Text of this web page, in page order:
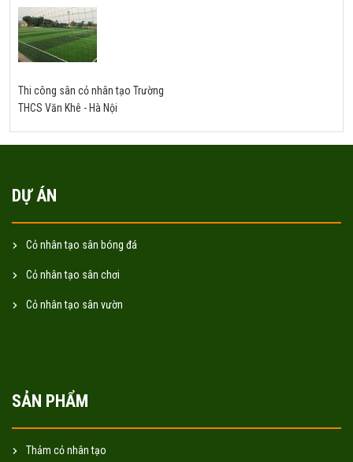
Thi công sân cỏ nhân tạo Trường
THCS Văn Khê - Hà Nội
DỰ ÁN
Cỏ nhân tạo sân bóng đá
Cỏ nhân tạo sân chơi
Cỏ nhân tạo sân vườn
SẢN PHẨM
Thảm cỏ nhân tạo